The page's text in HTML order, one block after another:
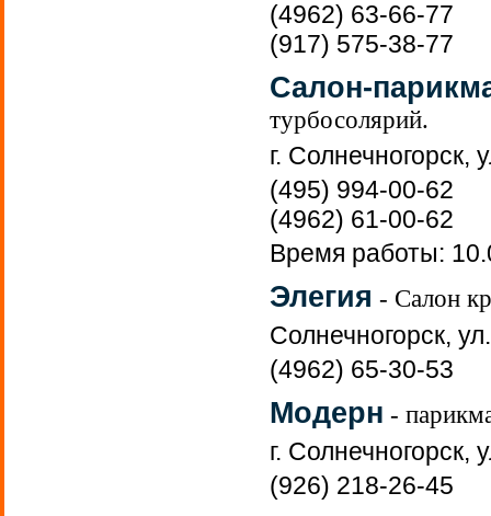
(4962) 63-66-77
(917) 575-38-77
Салон-
турбосолярий.
г. Солнечногорск,
(495) 994-00-62
(4962) 61-00-62
Время работы:
Элегия - Салон
Солнечногорск,
(4962) 65-30-53
Модерн -
г.
(926) 218-26-45